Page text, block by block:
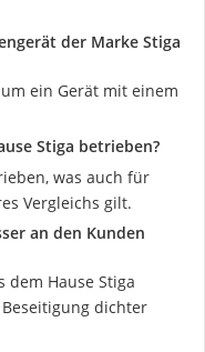
der Marke Stiga
ein Gerät mit einem
Stiga betrieben?
was auch für
Vergleichs gilt.
an den Kunden
dem Hause Stiga
dichter